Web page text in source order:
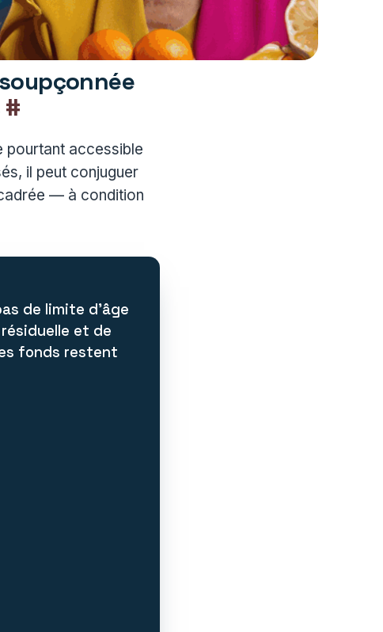
#
pourtant accessible
il peut conjuguer
— à condition
de limite d’âge
et de
fonds restent